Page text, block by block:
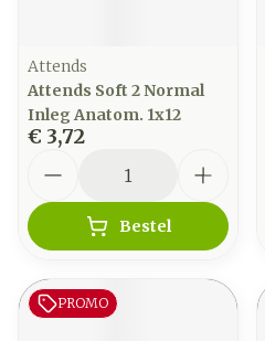
Attends
Attends Soft 2 Normal
Inleg Anatom. 1x12
€ 3,72
Bestel
PROMO